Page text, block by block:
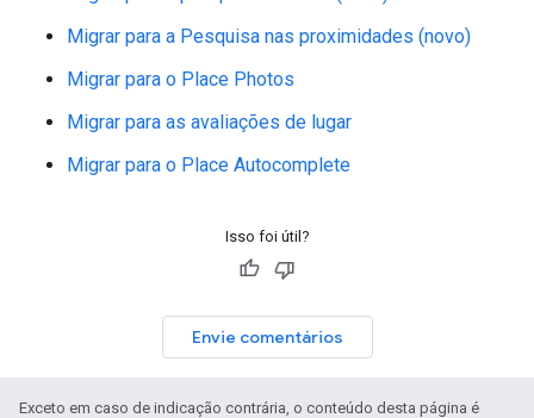
Migrar para a Pesquisa nas proximidades (novo)
Migrar para o Place Photos
Migrar para as avaliações de lugar
Migrar para o Place Autocomplete
Isso foi útil?
Envie comentários
Exceto em caso de indicação contrária, o conteúdo desta página é